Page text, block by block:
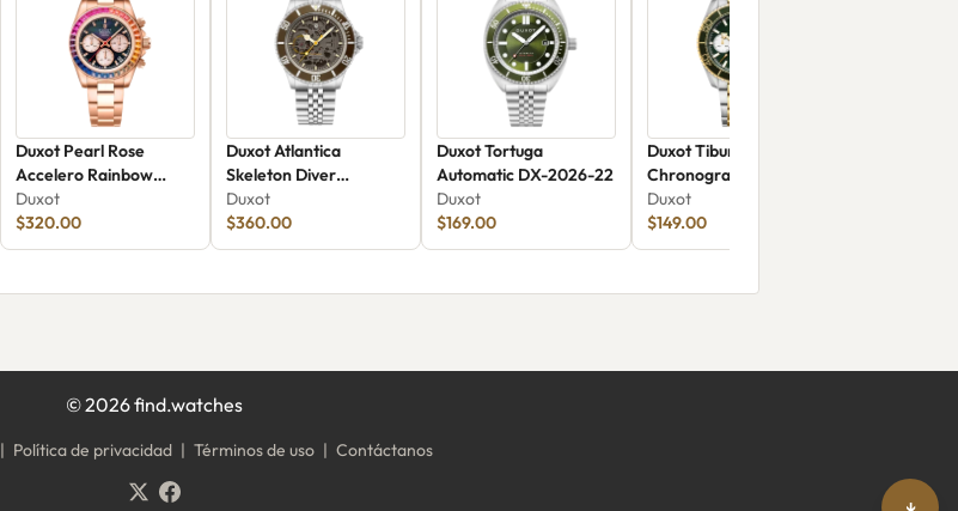
Duxot Pearl Rose
Accelero Rainbow
Chronograph
Duxot
$320.00
Duxot Atlantica
Skeleton Diver
Automatic DX-2067-88
Duxot
$360.00
Duxot Tortuga
Automatic DX-2026-22
Duxot
$169.00
Duxot Tiburon
Chronograph DX-
2062-55
Duxot
$149.00
©2026find.watches
| Política de privacidad | Términos de uso | Contáctanos